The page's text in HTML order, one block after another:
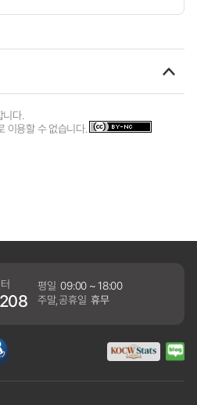
니다.
이용할 수 없습니다.
평일 09:00 ~ 18:00
주말,공휴일 휴무